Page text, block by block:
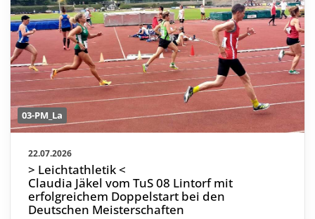
03-PM_La
22.07.2026
> Leichtathletik <
Claudia Jäkel vom TuS 08 Lintorf mit
erfolgreichem Doppelstart bei den
Deutschen Meisterschaften